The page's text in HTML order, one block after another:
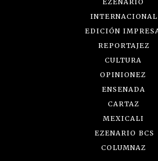
EZENARIO
INTERNACIONAL
EDICIÓN
REPORTAJEZ
CULTURA
OPINIONEZ
ENSENADA
CARTAZ
MEXICALI
EZENARIO BCS
COLUMNAZ